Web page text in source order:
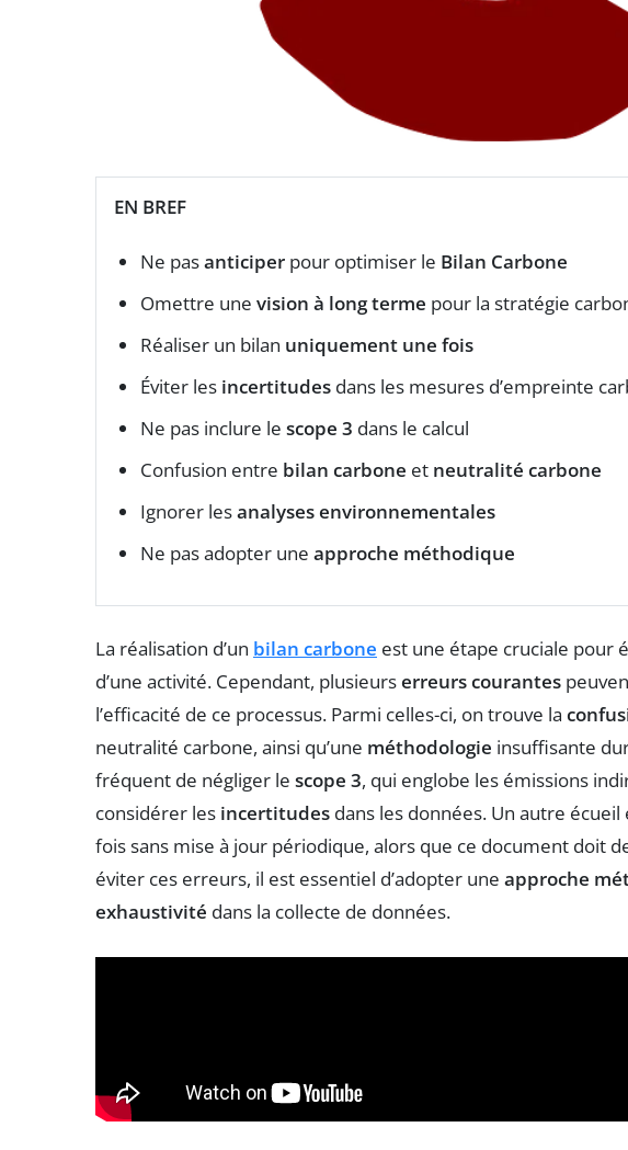
EN BREF
Ne pasanticiper pour optimiser le Bilan Carbone
Omettre une vision à long terme pour la stratégie
Réaliser un bilan uniquement une fois
Éviter les incertitudes dans les mesures d’empreinte
Ne pas inclure le scope 3 dans le calcul
Confusion entre bilan carbone et neutralité carbone
Ignorer lesanalyses environnementales
Ne pas adopter une approche méthodique
La réalisation d’un bilan carbone est une étape cruciale pour
d’une activité. Cependant, plusieurserreurs courantes
l’efficacité de ce processus. Parmi celles-ci, on trouve la
neutralité carbone, ainsi qu’une méthodologie insuffisante
fréquent de négliger le scope 3, qui englobe les émissions
considérer les incertitudes dans les données. Un autre
fois sans mise à jour périodique, alors que ce document doit
éviter ces erreurs, il est essentiel d’adopter une approche
exhaustivité dans la collecte de données.